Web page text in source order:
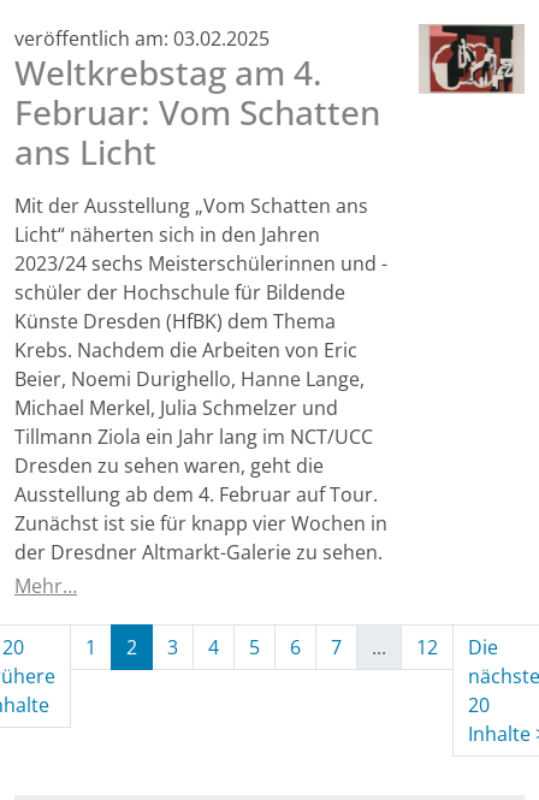
veröffentlich am: 03.02.2025
Weltkrebstag am 4.
Februar: Vom Schatten
ans Licht
Mit der Ausstellung „Vom Schatten ans
Licht“ näherten sich in den Jahren
2023/24 sechs Meisterschülerinnen und -
schüler der Hochschule für Bildende
Künste Dresden (HfBK) dem Thema
Krebs. Nachdem die Arbeiten von Eric
Beier, Noemi Durighello, Hanne Lange,
Michael Merkel, Julia Schmelzer und
Tillmann Ziola ein Jahr lang im NCT/UCC
Dresden zu sehen waren, geht die
Ausstellung ab dem 4. Februar auf Tour.
Zunächst ist sie für knapp vier Wochen in
der Dresdner Altmarkt-Galerie zu sehen.
Mehr…
20
1
2
3 4 5 6 7 ... 12
Die
20
Inhalte